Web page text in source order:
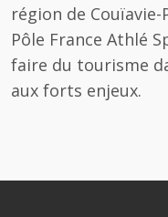
région de
Pôle France Athlé
faire du tourisme
aux forts enjeux.